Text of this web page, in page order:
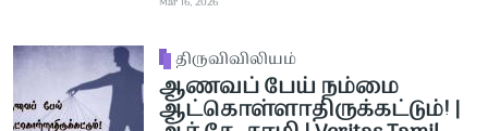
திருவிவிலியம்
ஆணவப் பேய் நம்மை
ஆட்கொள்ளாதிருக்கட்டும்! |